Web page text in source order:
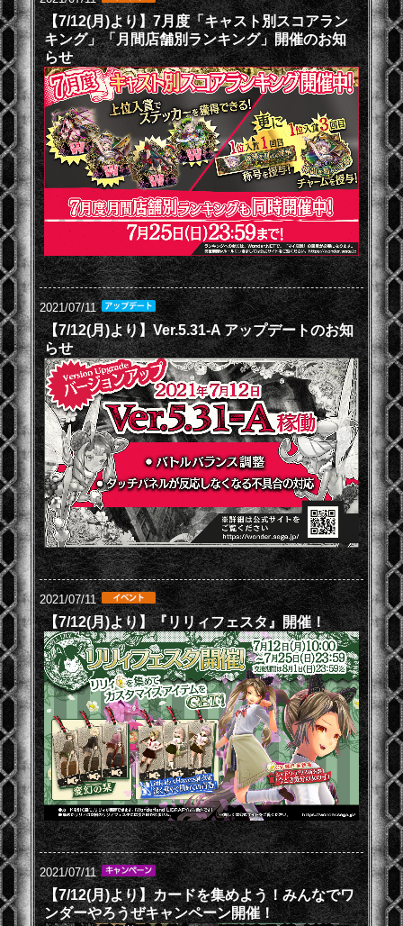
【7/12(月)より】7月度「キャスト別スコアラン
キング」「月間店舗別ランキング」開催のお知
らせ
2021/07/11
【7/12(月)より】Ver.5.31-A アップデートのお知
らせ
2021/07/11
【7/12(月)より】『リリィフェスタ』開催！
2021/07/11
【7/12(月)より】カードを集めよう！みんなでワ
ンダーやろうぜキャンペーン開催！